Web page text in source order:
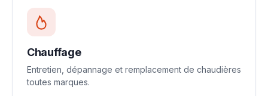
Chauffage
Entretien, dépannage et remplacement de chaudières
toutes marques.